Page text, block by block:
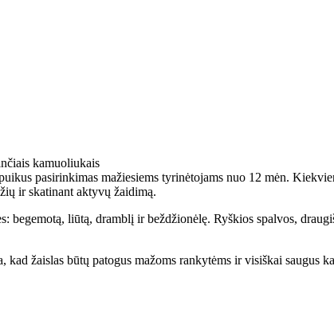
kamuoliukais
pasirinkimas mažiesiems tyrinėtojams nuo 12 mėn.
ir skatinant aktyvų žaidimą.
begemotą, liūtą, dramblį ir beždžionėlę. Ryškios spalvos,
žaislas būtų patogus mažoms rankytėms ir visiškai saugus